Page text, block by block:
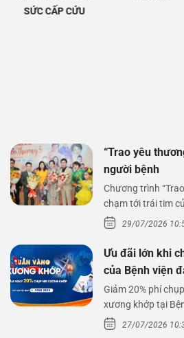
SỨC CẤP CỨU
“Trao yêu
người bệnh
Chương trình
chạm tới trái tim
lên,…29/07/2026
Ưu đãi lớn khi
của Bệnh viện
Giảm 20% phí
xương khớp tại
Bệnh viện đa…
27/07/2026